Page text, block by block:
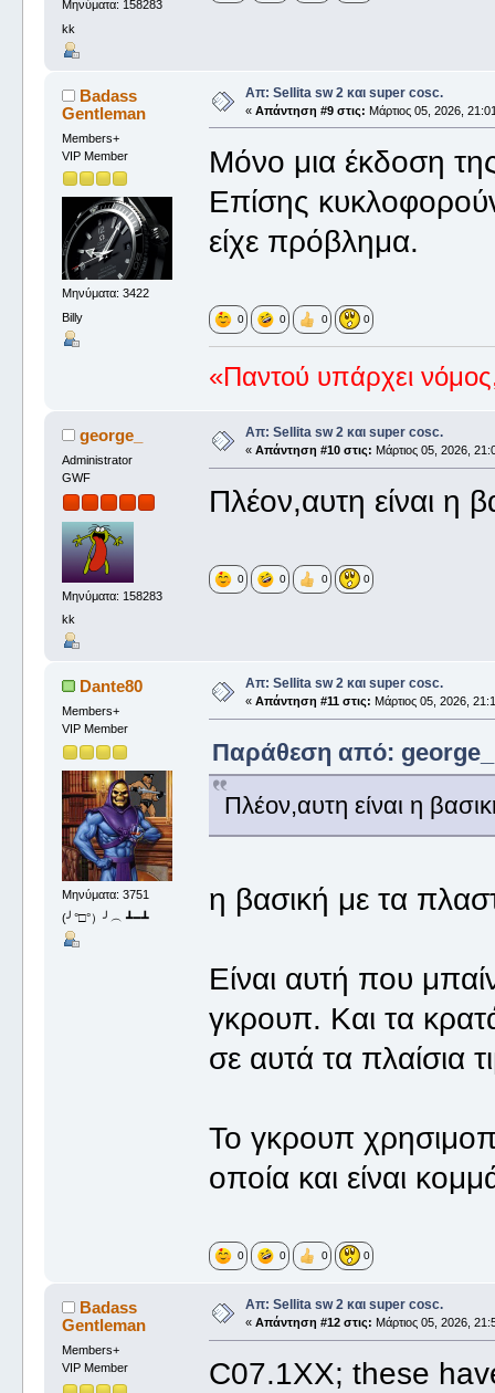
Μηνύματα: 158283
kk
Badass
Gentleman
Members+
VIP Member
Μηνύματα: 3422
Billy
Απ: Sellita sw 2 και super cosc.
« Απάντηση #9 στις: Μάρτιος 05, 2026,
Μόνο μια έκδοση
Επίσης
είχε πρόβλημα.
0 0 0 0
«Παντού υπάρχει
george_
Administrator
GWF
Μηνύματα: 158283
kk
Απ: Sellita sw 2 και super cosc.
« Απάντηση #10 στις: Μάρτιος 05, 2026,
Πλέον,αυτη είναι η
0 0 0 0
Dante80
Members+
VIP Member
Μηνύματα: 3751
(╯°□°）╯︵ ┻━┻
Απ: Sellita sw 2 και super cosc.
« Απάντηση #11 στις: Μάρτιος 05, 2026,
Παράθεση από: george_
Πλέον,αυτη είναι η
η βασική με τα
Είναι αυτή που
γκρουπ. Και τα
σε αυτά τα πλαίσια
Το γκρουπ
οποία και είναι
0 0 0 0
Badass
Gentleman
Members+
VIP Member
Απ: Sellita sw 2 και super cosc.
« Απάντηση #12 στις: Μάρτιος 05, 2026,
C07.1XX; these